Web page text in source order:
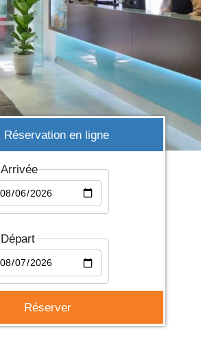
Réservation en ligne
Arrivée
Départ